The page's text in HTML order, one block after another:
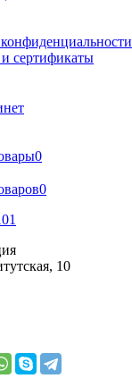
сертификаты
0
0
10